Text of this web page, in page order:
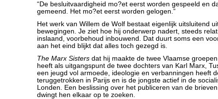
“De besluitvaardigheid mo?et eerst worden gespeeld en
gemeend. Het mo?et eerst worden gelogen.”
Het werk van Willem de Wolf bestaat eigenlijk uitsluitend
bewegingen. Je ziet hoe hij onderwerp nadert, steeds
inslaand, voorbehoud inbouwend. Dat duurt soms een
aan het eind blijkt dat alles toch gezegd is.
The Marx Sisters dat hij maakte de twee Vlaamse
heeft als uitgangspunt de twee dochters van Karl Marx,
een jeugd vol armoede, ideologie en verbanningen heeft
teruggetrokken in Parijs en is de jongste actief in de
Londen. Een beslissing over het publiceren van de
dwingt hen elkaar op te zoeken.